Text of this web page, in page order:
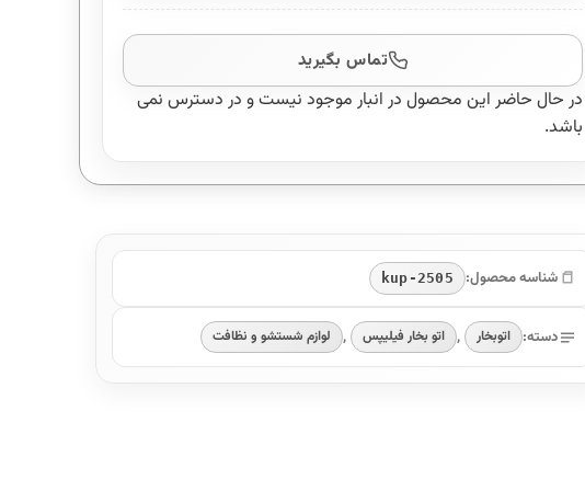
تماس بگیرید
در حال حاضر این محصول در انبار موجود نیست و در دسترس نمی
باشد.
شناسه محصول: kup-2505
دسته: اتوبخار , اتو بخار فیلیپس , لوازم شستشو و نظافت